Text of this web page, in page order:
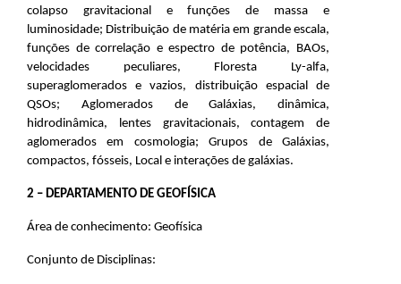
colapso gravitacional e funções de massa e
luminosidade; Distribuição de matéria em grande escala,
funções de correlação e espectro de potência, BAOs,
velocidades peculiares, Floresta Ly-alfa,
superaglomerados e vazios, distribuição espacial de
QSOs; Aglomerados de Galáxias, dinâmica,
hidrodinâmica, lentes gravitacionais, contagem de
aglomerados em cosmologia; Grupos de Galáxias,
compactos, fósseis, Local e interações de galáxias.
2 – DEPARTAMENTO DE GEOFÍSICA
Área de conhecimento: Geofísica
Conjunto de Disciplinas: